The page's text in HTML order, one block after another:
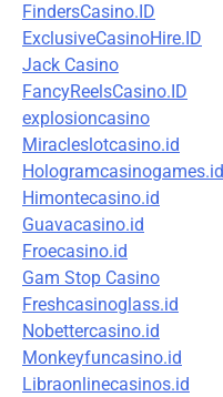
FindersCasino.ID
ExclusiveCasinoHire.ID
Jack Casino
FancyReelsCasino.ID
explosioncasino
Miracleslotcasino.id
Hologramcasinogames.id
Himontecasino.id
Guavacasino.id
Froecasino.id
Gam Stop Casino
Freshcasinoglass.id
Nobettercasino.id
Monkeyfuncasino.id
Libraonlinecasinos.id